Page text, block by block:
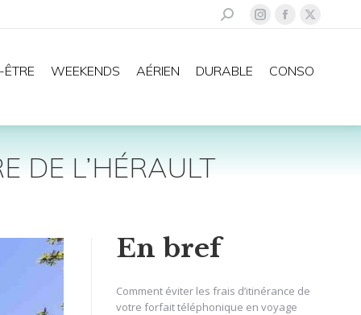
Recherche
La
Instagram
une
La
Facebook
une
La
X
une
WEEKENDS AÉRIEN DURABLE CONSO
DE L’HÉRAULT
En bref
Comment éviter les frais d’itinérance de
votre forfait téléphonique en voyage